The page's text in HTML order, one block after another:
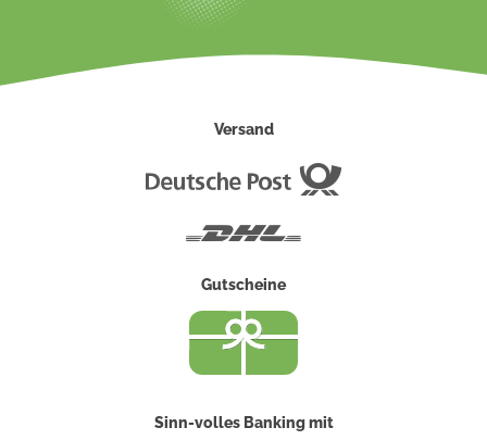
Versand
Gutscheine
Sinn-volles Banking mit